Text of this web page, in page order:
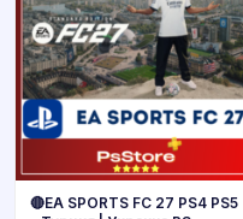
🔴EA SPORTS FC 27 PS4 PS5